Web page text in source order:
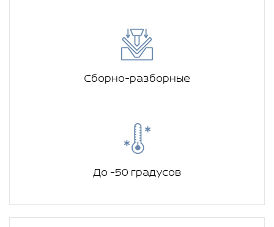
Сборно-разборные
До -50 градусов